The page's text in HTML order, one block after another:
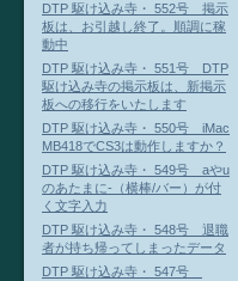
DTP 駆け込み寺・ 552号 掲示
板は、お引越し終了。順調に稼
動中
DTP 駆け込み寺・ 551号 DTP
駆け込み寺の掲示板は、新掲示
板への移行をいたします
DTP 駆け込み寺・ 550号 iMac
MB418でCS3は動作しますか？
DTP 駆け込み寺・ 549号 aやu
のあたまに-（横棒/バー）が付
く文字入力
DTP 駆け込み寺・ 548号 退職
者が持ち帰ってしまったデータ
DTP 駆け込み寺・ 547号